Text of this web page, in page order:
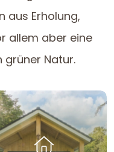
aus Erholung,
allem aber eine
grüner Natur.